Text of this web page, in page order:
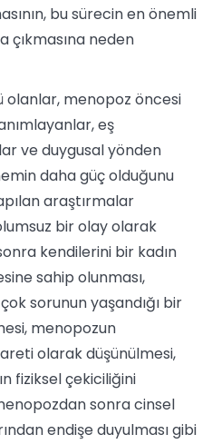
bu sürecin en önemli
çıkmasına neden
olanlar, menopoz öncesi
eş
ve duygusal yönden
daha güç olduğunu
araştırmalar
bir olay olarak
kendilerini bir kadın
sahip olunması,
sorunun yaşandığı bir
menopozun
olarak düşünülmesi,
fiziksel çekiciliğini
sonra cinsel
endişe duyulması gibi